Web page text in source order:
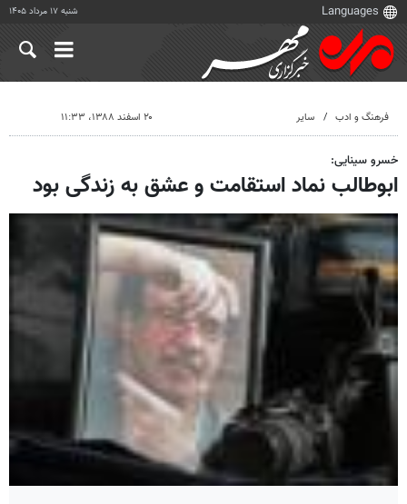
شنبه ۱۷ مرداد ۱۴۰۵
فرهنگ و ادب سایر ۲۰ اسفند ۱۳۸۸، ۱۱:۳۳
خسرو سینایی:
ابوطالب نماد استقامت و عشق به زندگی بود